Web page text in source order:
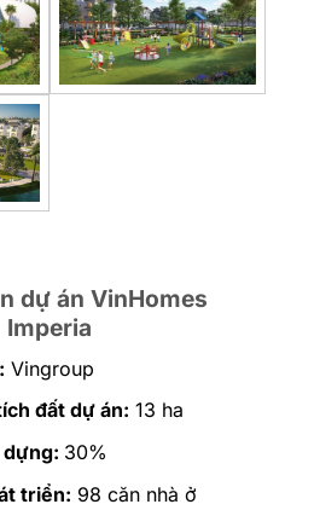
dự án VinHomes
Imperia
Vingroup
đất dự án: 13 ha
dựng: 30%
triển: 98 căn nhà ở